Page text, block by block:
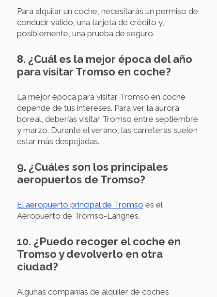
Para alquilar un coche, necesitarás un permiso de
conducir válido, una tarjeta de crédito y,
posiblemente, una prueba de seguro.
8. ¿Cuál es la mejor época del año
para visitar Tromso en coche?
La mejor época para visitar Tromso en coche
depende de tus intereses. Para ver la aurora
boreal, deberías visitar Tromso entre septiembre
y marzo. Durante el verano, las carreteras suelen
estar más despejadas.
9. ¿Cuáles son los principales
aeropuertos de Tromso?
El aeropuerto principal de Tromso es el
Aeropuerto de Tromso-Langnes.
10. ¿Puedo recoger el coche en
Tromso y devolverlo en otra
ciudad?
Algunas compañías de alquiler de coches